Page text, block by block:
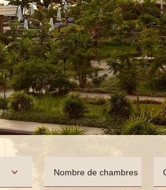
Nombre de chambres